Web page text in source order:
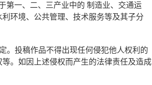
第一、二、三产业中的 制造业、交通运
环境、公共管理、技术服务等及其子分
。投稿作品不得出现任何侵犯他人权利的
。如因上述侵权而产生的法律责任及造成